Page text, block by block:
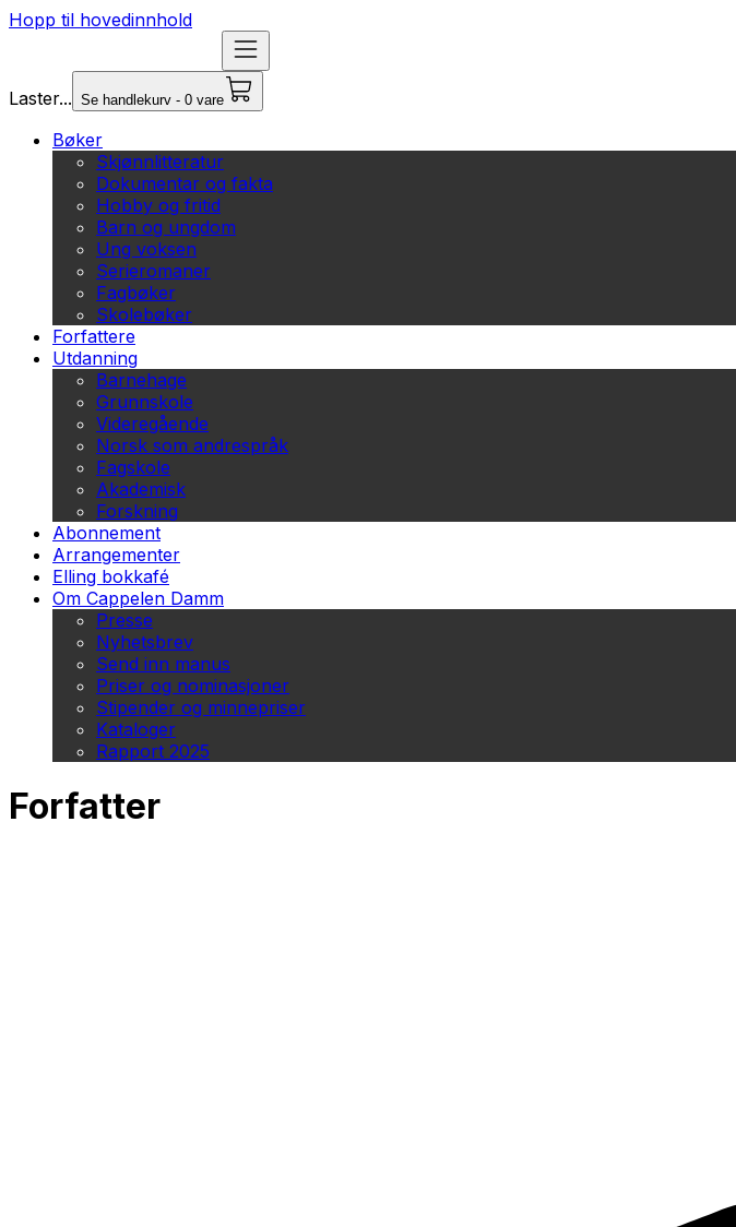
Hopp til hovedinnhold
Laster... Se handlekurv - 0 vare
Bøker
Skjønnlitteratur
Dokumentar og fakta
Hobby og fritid
Barn og ungdom
Ung voksen
Serieromaner
Fagbøker
Skolebøker
Forfattere
Utdanning
Barnehage
Grunnskole
Videregående
Norsk som andrespråk
Fagskole
Akademisk
Forskning
Abonnement
Arrangementer
Elling bokkafé
Om Cappelen Damm
Presse
Nyhetsbrev
Send inn manus
Priser og nominasjoner
Stipender og minnepriser
Kataloger
Rapport 2025
Forfatter